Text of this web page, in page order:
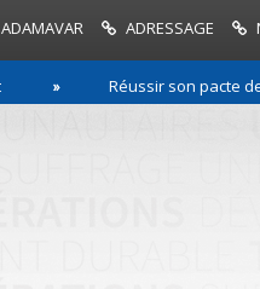
ADAMAVAR ADRESSAGE
Réussir son pacte de